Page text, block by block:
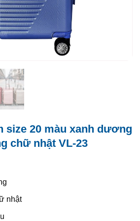
size 20 màu xanh dương
chữ nhật VL-23
nhật